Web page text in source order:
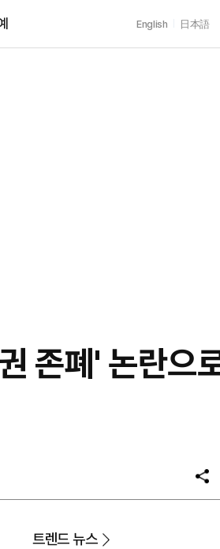
English 日本語
존폐' 논란으
공
트렌드 뉴스